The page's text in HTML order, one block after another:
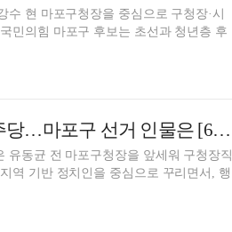
현 마포구청장을 중심으로 구청장·시
민의힘 마포구 후보는 초선과 청년층 후
“재탈환 노린다” 유동균 앞세운 민주당…마포구 선거 인물은 [6·3 지방선거]
유동균 전 마포구청장을 앞세워 구청장직
역 기반 정치인을 중심으로 꾸리면서, 행